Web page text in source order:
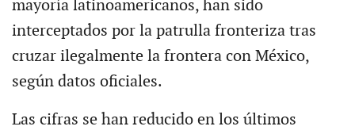
mayoría latinoamericanos, han sido
interceptados por la patrulla fronteriza tras
cruzar ilegalmente la frontera con México,
según datos oficiales.
Las cifras se han reducido en los últimos